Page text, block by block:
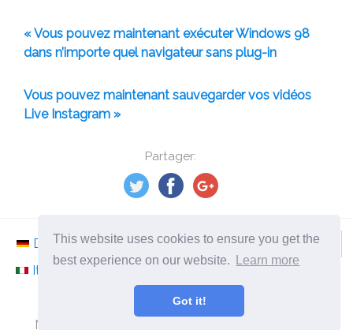
This website uses cookies to ensure you get the
best experience on our website.
Learn more
Got it!
Partager:
« Vous pouvez maintenant exécuter Windows 98
dans n’importe quel navigateur sans plug-in
Vous pouvez maintenant sauvegarder vos vidéos
Live Instagram »
Deutsch Nederlands Svenska
Norsk
Italiano
Español Românesc
fr.ephesossoftware.com
Nouvelles du monde de la technologie moderne!